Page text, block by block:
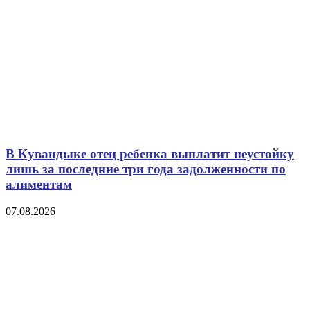
В Кувандыке отец ребенка выплатит неустойку
лишь за последние три года задолженности по
алиментам
07.08.2026